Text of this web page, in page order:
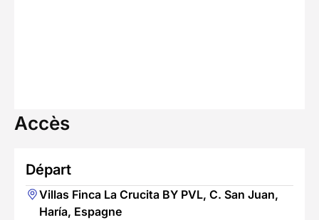
Accès
Départ
Villas Finca La Crucita BY PVL, C. San Juan,
Haría, Espagne